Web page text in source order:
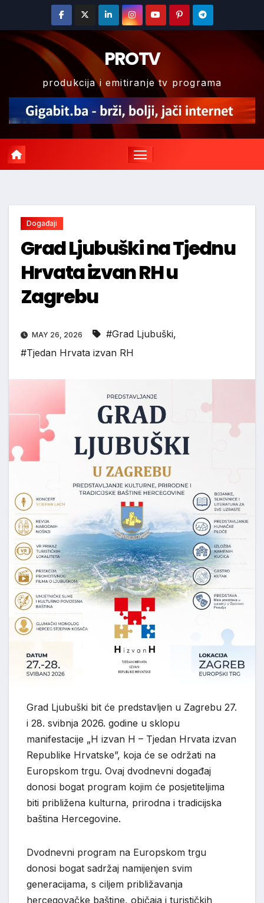
content
PROTV
produkcija i emitiranje tv programa
Događaji
Grad Ljubuški na Tjednu
Hrvata izvan RH u
Zagrebu
MAY 26, 2026 #Grad Ljubuški,
#Tjedan Hrvata izvan RH
Grad Ljubuški bit će predstavljen u Zagrebu 27.
i 28. svibnja 2026. godine u sklopu
manifestacije „H izvan H – Tjedan Hrvata izvan
Republike Hrvatske”, koja će se održati na
Europskom trgu. Ovaj dvodnevni događaj
donosi bogat program kojim će posjetiteljima
biti približena kulturna, prirodna i tradicijska
baština Hercegovine.
Dvodnevni program na Europskom trgu
donosi bogat sadržaj namijenjen svim
generacijama, s ciljem približavanja
hercegovačke baštine, običaja i turističkih